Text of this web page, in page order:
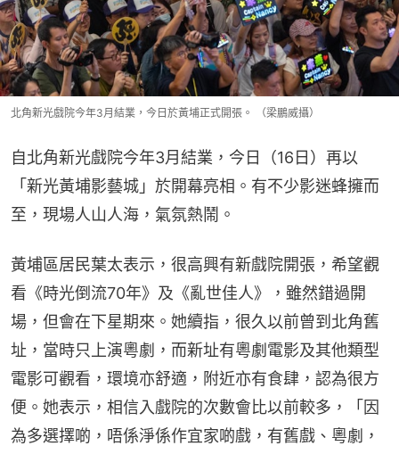
北角新光戲院今年3月結業，今日於黃埔正式開張。 （梁鵬威攝）
自北角新光戲院今年3月結業，今日（16日）再以
「新光黃埔影藝城」於開幕亮相。有不少影迷蜂擁而
至，現場人山人海，氣氛熱鬧。
黃埔區居民葉太表示，很高興有新戲院開張，希望觀
看《時光倒流70年》及《亂世佳人》，雖然錯過開
場，但會在下星期來。她續指，很久以前曾到北角舊
址，當時只上演粵劇，而新址有粵劇電影及其他類型
電影可觀看，環境亦舒適，附近亦有食肆，認為很方
便。她表示，相信入戲院的次數會比以前較多，「因
為多選擇啲，唔係淨係作宜家啲戲，有舊戲、粵劇，